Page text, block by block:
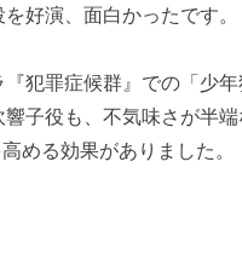
好演、面白かったです。
犯罪症候群』での「少
子役も、不気味さが半端
める効果がありました。